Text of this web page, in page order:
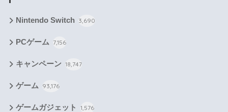
Nintendo Switch 3,690
PCゲーム 7,156
キャンペーン 18,747
ゲーム 93,176
ゲームガジェット 1,576